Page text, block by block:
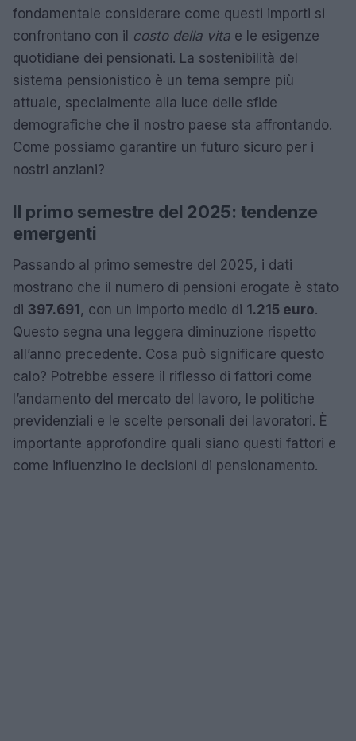
fondamentale considerare come questi importi si
confrontano con il costo della vita e le esigenze
quotidiane dei pensionati. La sostenibilità del
sistema pensionistico è un tema sempre più
attuale, specialmente alla luce delle sfide
demografiche che il nostro paese sta affrontando.
Come possiamo garantire un futuro sicuro per i
nostri anziani?
Il primo semestre del 2025: tendenze
emergenti
Passando al primo semestre del 2025, i dati
mostrano che il numero di pensioni erogate è stato
di 397.691, con un importo medio di 1.215 euro.
Questo segna una leggera diminuzione rispetto
all’anno precedente. Cosa può significare questo
calo? Potrebbe essere il riflesso di fattori come
l’andamento del mercato del lavoro, le politiche
previdenziali e le scelte personali dei lavoratori. È
importante approfondire quali siano questi fattori e
come influenzino le decisioni di pensionamento.